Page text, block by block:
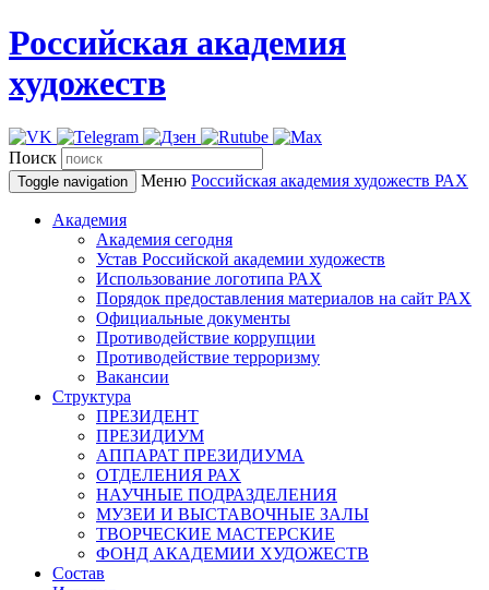
Российская академия
художеств
Поиск
Toggle navigation Меню Российская академия художеств РАХ
Академия
Академия сегодня
Устав Российской академии художеств
Использование логотипа РАХ
Порядок предоставления материалов на сайт РАХ
Официальные документы
Противодействие коррупции
Противодействие терроризму
Вакансии
Структура
ПРЕЗИДЕНТ
ПРЕЗИДИУМ
АППАРАТ ПРЕЗИДИУМА
ОТДЕЛЕНИЯ РАХ
НАУЧНЫЕ ПОДРАЗДЕЛЕНИЯ
МУЗЕИ И ВЫСТАВОЧНЫЕ ЗАЛЫ
ТВОРЧЕСКИЕ МАСТЕРСКИЕ
ФОНД АКАДЕМИИ ХУДОЖЕСТВ
Состав